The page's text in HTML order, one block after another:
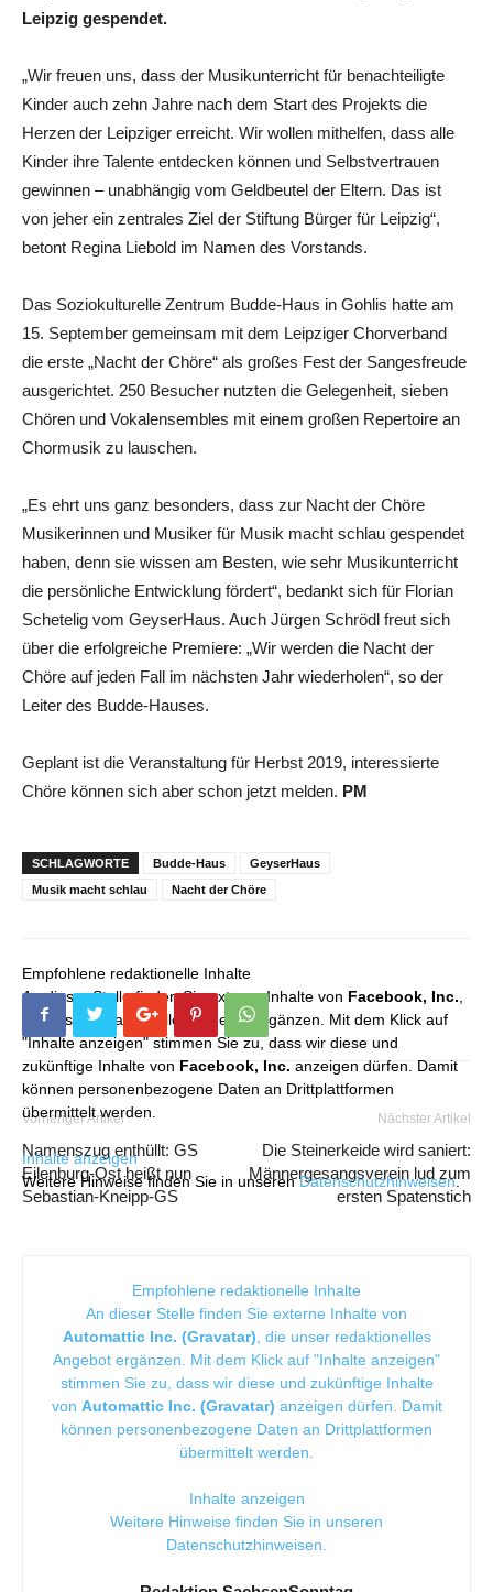
Leipzig gespendet.
„Wir freuen uns, dass der Musikunterricht für benachteiligte
Kinder auch zehn Jahre nach dem Start des Projekts die
Herzen der Leipziger erreicht. Wir wollen mithelfen, dass alle
Kinder ihre Talente entdecken können und Selbstvertrauen
gewinnen – unabhängig vom Geldbeutel der Eltern. Das ist
von jeher ein zentrales Ziel der Stiftung Bürger für Leipzig“,
betont Regina Liebold im Namen des Vorstands.
Das Soziokulturelle Zentrum Budde-Haus in Gohlis hatte am
15. September gemeinsam mit dem Leipziger Chorverband
die erste „Nacht der Chöre“ als großes Fest der Sangesfreude
ausgerichtet. 250 Besucher nutzten die Gelegenheit, sieben
Chören und Vokalensembles mit einem großen Repertoire an
Chormusik zu lauschen.
„Es ehrt uns ganz besonders, dass zur Nacht der Chöre
Musikerinnen und Musiker für Musik macht schlau gespendet
haben, denn sie wissen am Besten, wie sehr Musikunterricht
die persönliche Entwicklung fördert“, bedankt sich für Florian
Schetelig vom GeyserHaus. Auch Jürgen Schrödl freut sich
über die erfolgreiche Premiere: „Wir werden die Nacht der
Chöre auf jeden Fall im nächsten Jahr wiederholen“, so der
Leiter des Budde-Hauses.
Geplant ist die Veranstaltung für Herbst 2019, interessierte
Chöre können sich aber schon jetzt melden. PM
SCHLAGWORTE Budde-Haus
GeyserHaus
Musik macht schlau
Nacht der Chöre
Empfohlene redaktionelle Inhalte
An dieser Stelle finden Sie externe Inhalte von Facebook, Inc.
die unser redaktionelles Angebot ergänzen. Mit dem Klick auf
"Inhalte anzeigen" stimmen Sie zu, dass wir diese und
zukünftige Inhalte von Facebook, Inc. anzeigen dürfen. Damit
können personenbezogene Daten an Drittplattformen
übermittelt werden.
Inhalte anzeigen
Weitere Hinweise finden Sie in unserenDatenschutzhinweisen.
Vorheriger Artikel
Namenszug enthüllt: GS
Eilenburg-Ost heißt nun
Sebastian-Kneipp-GS
Nächster Artikel
Die Steinerkeide wird saniert:
Männergesangsverein lud zum
ersten Spatenstich
Empfohlene redaktionelle Inhalte
An dieser Stelle finden Sie externe Inhalte von
Automattic Inc. (Gravatar) , die unser redaktionelles
Angebot ergänzen. Mit dem Klick auf "Inhalte anzeigen"
stimmen Sie zu, dass wir diese und zukünftige Inhalte
von Automattic Inc. (Gravatar) anzeigen dürfen. Damit
können personenbezogene Daten an Drittplattformen
übermittelt werden.
Inhalte anzeigen
Weitere Hinweise finden Sie in unseren
Datenschutzhinweisen